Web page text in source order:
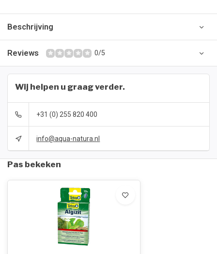
Beschrijving
Reviews 0/5
Wij helpen u graag verder.
+31 (0) 255 820 400
info@aqua-natura.nl
Pas bekeken